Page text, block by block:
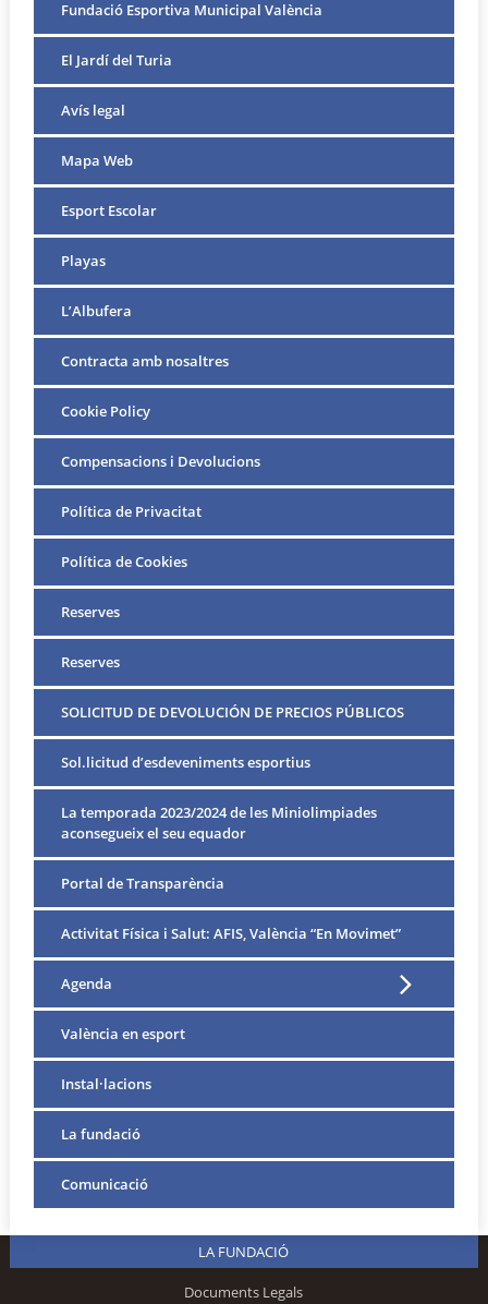
Fundació Esportiva Municipal València
El Jardí del Turia
Avís legal
Mapa Web
Esport Escolar
Playas
L’Albufera
Contracta amb nosaltres
Cookie Policy
Compensacions i Devolucions
Política de Privacitat
Política de Cookies
Reserves
Reserves
SOLICITUD DE DEVOLUCIÓN DE PRECIOS PÚBLICOS
Sol.licitud d’esdeveniments esportius
La temporada 2023/2024 de les Miniolimpiades
aconsegueix el seu equador
Portal de Transparència
Activitat Física i Salut: AFIS, València “En Movimet”
Agenda
València en esport
Instal·lacions
La fundació
Comunicació
LA FUNDACIÓ
Documents Legals